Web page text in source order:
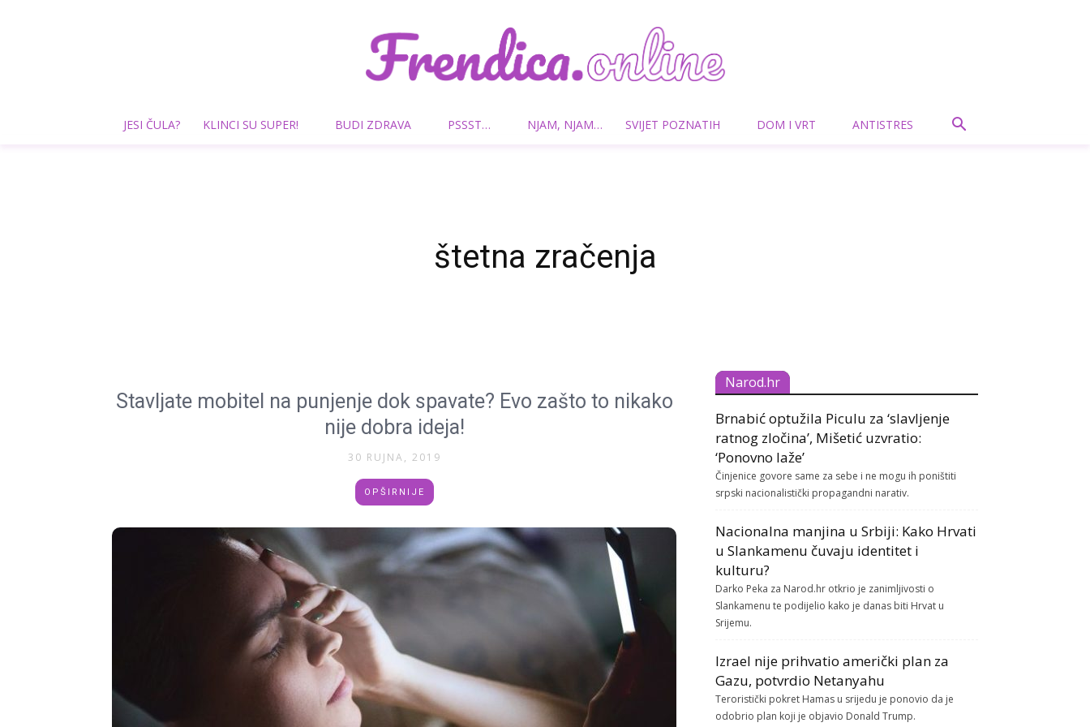
Frendica.online
JESI ČULA? KLINCI SU SUPER! BUDI ZDRAVA PSSST… NJAM, NJAM… SVIJET POZNATIH DOM I VRT ANTISTRES
štetna zračenja
Stavljate mobitel na punjenje dok spavate? Evo zašto to nikako
nije dobra ideja!
30 RUJNA, 2019
OPŠIRNIJE
Narod.hr
Brnabić optužila Piculu za ‘slavljenje
ratnog zločina’, Mišetić uzvratio:
‘Ponovno laže’
Činjenice govore same za sebe i ne mogu ih poništiti
srpski nacionalistički propagandni narativ.
Nacionalna manjina u Srbiji: Kako Hrvati
u Slankamenu čuvaju identitet i
kulturu?
Darko Peka za Narod.hr otkrio je zanimljivosti o
Slankamenu te podijelio kako je danas biti Hrvat u
Srijemu.
Izrael nije prihvatio američki plan za
Gazu, potvrdio Netanyahu
Teroristički pokret Hamas u srijedu je ponovio da je
odobrio plan koji je objavio Donald Trump.